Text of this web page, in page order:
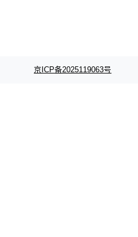
京ICP备2025119063号